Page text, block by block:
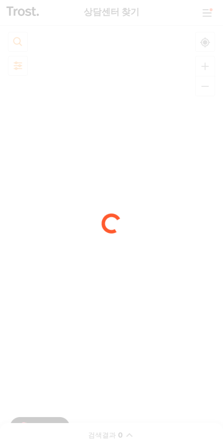
상담센터 찾기
검색결과 0